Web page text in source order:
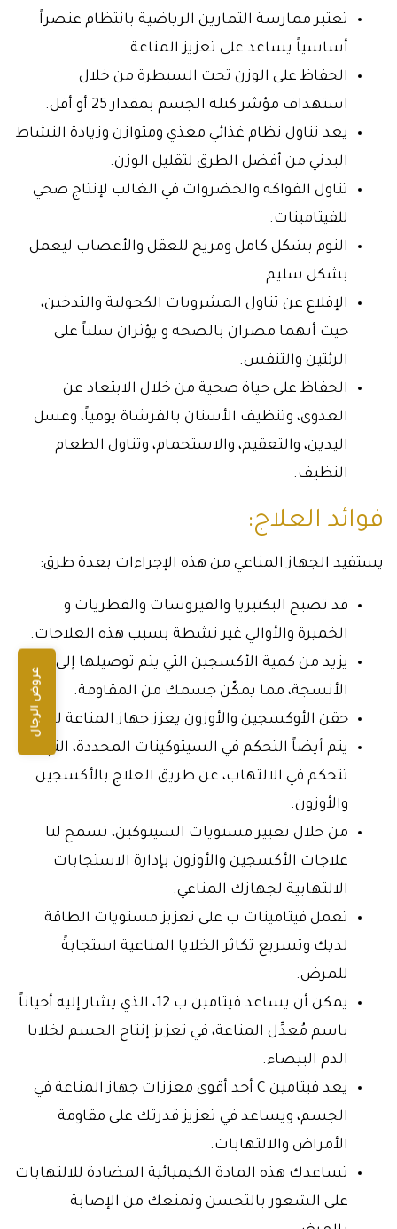
عروض الرجال
تعتبر ممارسة التمارين الرياضية بانتظام عنصراً
أساسياً يساعد على تعزيز المناعة.
الحفاظ على الوزن تحت السيطرة من خلال
استهداف مؤشر كتلة الجسم بمقدار 25 أو أقل.
يعد تناول نظام غذائي مغذي ومتوازن وزيادة النشاط
البدني من أفضل الطرق لتقليل الوزن.
تناول الفواكه والخضروات في الغالب لإنتاج صحي
للفيتامينات.
النوم بشكل كامل ومريح للعقل والأعصاب ليعمل
بشكل سليم.
الإقلاع عن تناول المشروبات الكحولية والتدخين،
حيث أنهما مضران بالصحة و يؤثران سلباً على
الرئتين والتنفس.
الحفاظ على حياة صحية من خلال الابتعاد عن
العدوى، وتنظيف الأسنان بالفرشاة يومياً، وغسل
اليدين، والتعقيم، والاستحمام، وتناول الطعام
النظيف.
فوائد العلاج:
يستفيد الجهاز المناعي من هذه الإجراءات بعدة طرق:
قد تصبح البكتيريا والفيروسات والفطريات و
الخميرة والأوالي غير نشطة بسبب هذه العلاجات.
يزيد من كمية الأكسجين التي يتم توصيلها إلى
الأنسجة، مما يمكّن جسمك من المقاومة.
حقن الأوكسجين والأوزون يعزز جهاز المناعة لديك.
يتم أيضاً التحكم في السيتوكينات المحددة، التي
تتحكم في الالتهاب، عن طريق العلاج بالأكسجين
والأوزون.
من خلال تغيير مستويات السيتوكين، تسمح لنا
علاجات الأكسجين والأوزون بإدارة الاستجابات
الالتهابية لجهازك المناعي.
تعمل فيتامينات ب على تعزيز مستويات الطاقة
لديك وتسريع تكاثر الخلايا المناعية استجابةً
للمرض.
يمكن أن يساعد فيتامين ب 12، الذي يشار إليه أحياناً
باسم مُعدِّل المناعة، في تعزيز إنتاج الجسم لخلايا
الدم البيضاء.
يعد فيتامين C أحد أقوى معززات جهاز المناعة في
الجسم، ويساعد في تعزيز قدرتك على مقاومة
الأمراض والالتهابات.
تساعدك هذه المادة الكيميائية المضادة للالتهابات
على الشعور بالتحسن وتمنعك من الإصابة